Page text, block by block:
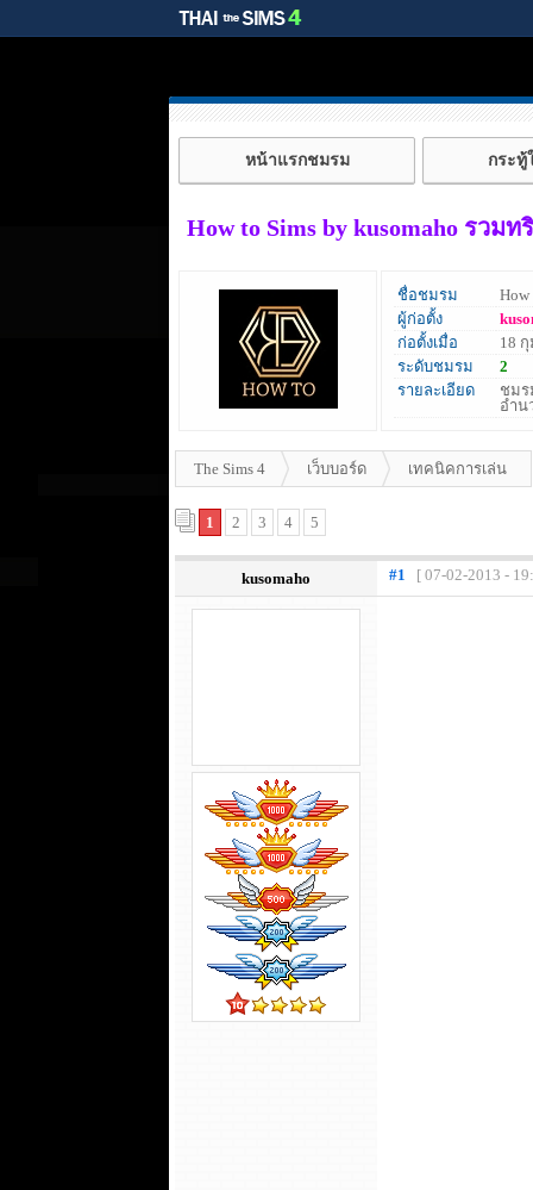
หน้าแรกชมรม กระทู้
How to Sims by kusomaho รว
ชื่อชมรม
ผู้ก่อตั้ง
ก่อตั้งเมื่อ
18
ระดับชมรม
2
รายละเอียด
ชมร
อำน
The Sims 4 เว็บบอร์ด เทคนิคการเล่น
1 2 3 4 5
kusomaho #1 [ 07-02-2013 -